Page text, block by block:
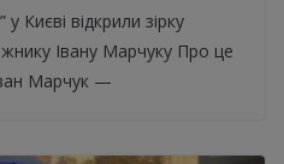
Києві відкрили зірку
Івану Марчуку Про це
Марчук —